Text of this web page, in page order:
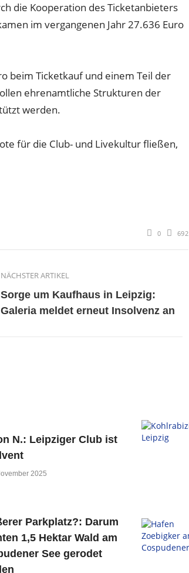
die Kooperation des Ticketanbieters
im vergangenen Jahr 27.636 Euro
beim Ticketkauf und einem Teil der
ehrenamtliche Strukturen der
werden.
für die Club- und Livekultur fließen,
0 692
NÄCHSTER ARTIKEL
Sorge um Kaufhaus in Leipzig:
Galeria meldet erneut Insolvenz an
N.: Leipziger Club ist
2025
Parkplatz?: Darum
1,5 Hektar Wald am
See gerodet